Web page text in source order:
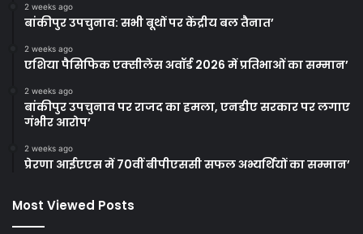
2 weeks ago
बांकीपुर उपचुनाव: सभी बूथों पर केंद्रीय बल तैनात’
2 weeks ago
एशिया पैसिफिक एक्सीलेंस अवॉर्ड 2026 में प्रतिभाओं का सम्मान’
2 weeks ago
बांकीपुर उपचुनाव पर राजद का हमला, एनडीए सरकार पर लगाए
गंभीर आरोप’
2 weeks ago
प्रेरणा आईएएस में 70वीं बीपीएससी सफल अभ्यर्थियों का सम्मान’
Most Viewed Posts